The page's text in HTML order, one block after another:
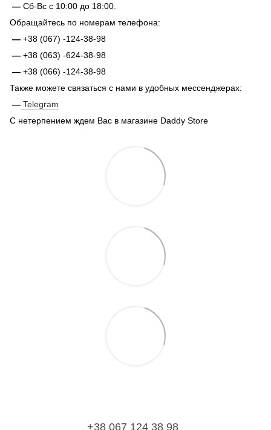
— Сб-Вс с 10:00 до 18:00.
Обращайтесь по номерам телефона:
— +38 (067) -124-38-98
— +38 (063) -624-38-98
— +38 (066) -124-38-98
Также можете связаться с нами в удобных мессенджерах:
— Telegram
С нетерпением ждем Вас в магазине Daddy Store
+38 067 124 38 98